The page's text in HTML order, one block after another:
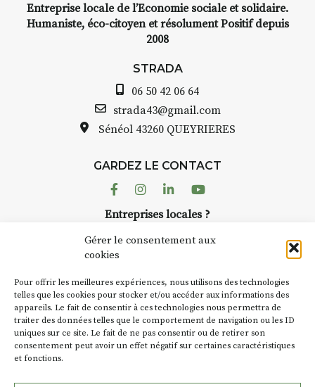
Gérer le consentement aux
cookies
Pour offrir les meilleures expériences, nous utilisons des technologies
telles que les cookies pour stocker et/ou accéder aux informations des
appareils. Le fait de consentir à ces technologies nous permettra de
traiter des données telles que le comportement de navigation ou les ID
uniques sur ce site. Le fait de ne pas consentir ou de retirer son
consentement peut avoir un effet négatif sur certaines caractéristiques
et fonctions.
Entreprise locale de l’Economie sociale et solidaire.
Humaniste, éco-citoyen et résolument Positif depuis
2008
STRADA
06 50 42 06 64
strada43@gmail.com
Sénéol 43260 QUEYRIERES
GARDEZ LE CONTACT
FacebookInstagram
LinkedinYoutube
Entreprises locales ?
Suivez toute l'actu de Strada